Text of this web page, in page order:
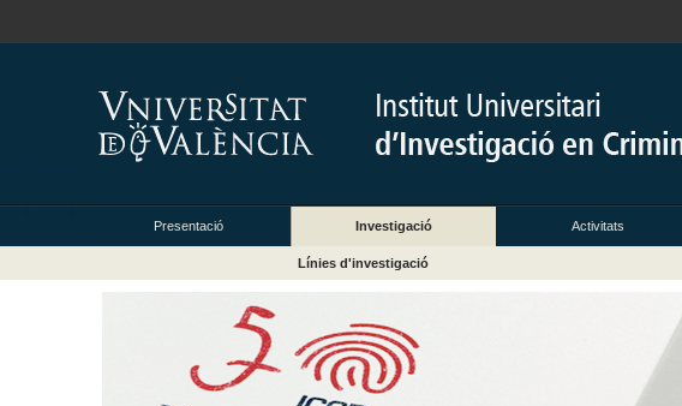
Presentació Investigació Activitats
Línies d'investigació